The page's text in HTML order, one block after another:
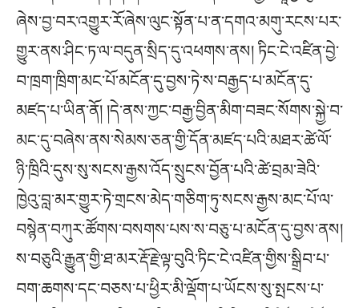
ཞེས་བྱ་བར་འགྱུར་རོ་ཞེས་ལུང་སྟོན་པ་ན་དགའ་མགུ་རངས་པར་
གྱུར་ནས་ཤིང་ཏ་ལ་བདུན་སྲིད་དུ་འཕགས་ནས། ཏིང་ངེ་འཛིན་བྱེ་
བ་ཁྲག་ཁྲིག་མང་པོ་མངོན་དུ་བྱས་ཏེ་ས་བརྒྱད་པ་མངོན་དུ་
མཛད་པ་ཡིན་ནོ། །དེ་ནས་ཀྱང་བརྒྱ་བྱིན་མིག་བཟང་སོགས་སྐྱེ་བ་
མང་དུ་བཞེས་ནས་སེམས་ཅན་གྱི་དོན་མཛད་པའི་མཐར་ཚེ་ལོ་
ཉི་ཁྲིའི་དུས་སུ་སངས་རྒྱས་འོད་སྲུངས་བྱོན་པའི་ཚེ་བྲམ་ཟེའི་
ཁྱེའུ་བླ་མར་གྱུར་ཏེ་གྲངས་མེད་གཅིག་ཏུ་སངས་རྒྱས་མང་པོ་ལ་
བསྙེན་བཀུར་ཚོགས་བསགས་པས་ས་བཅུ་པ་མངོན་དུ་བྱས་ནས།
ས་བཅུའི་རྒྱུན་གྱི་ཐ་མར་རྡོ་རྗེ་ལྟ་བུའི་ཏིང་ངེ་འཛིན་གྱིས་སྒྲིབ་པ་
བག་ཆགས་དང་བཅས་པ་ཕྱིར་མི་ལྡོག་པ་ཡོངས་སུ་སྤངས་པ་